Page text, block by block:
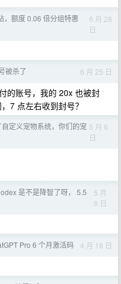
，额度 0.06 倍分组特惠
6 月 28
日
被杀了 6 月 25 日
的账号，我的 20x 也被封
7 点左右收到封号？
定义宠物系统，你们的宠 5 月 6
日
是不是降智了呀， 5.5
5 月
6 日
Pro 6 个月激活码 4 月 18 日